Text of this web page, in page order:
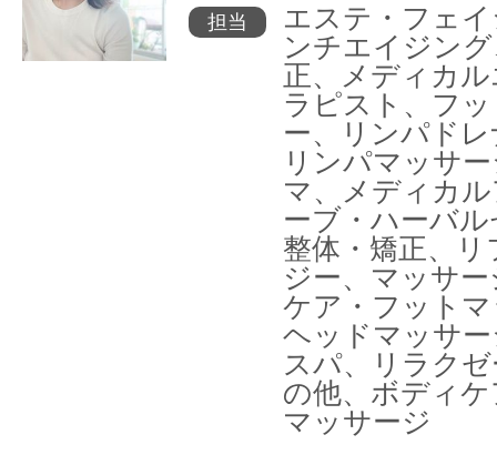
担当
エステ・フェ
ンチエイジン
正、メディカ
ラピスト、フ
ー、リンパド
リンパマッサ
マ、メディカ
ーブ・ハーバ
整体・矯正、
ジー、マッサ
ケア・フット
ヘッドマッサ
スパ、リラク
の他、ボディ
マッサージ